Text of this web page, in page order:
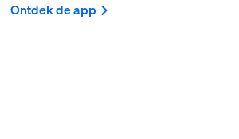
Ontdek de app